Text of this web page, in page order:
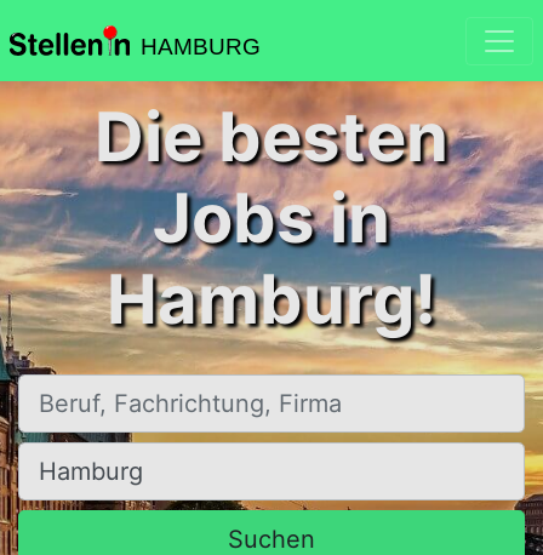
HAMBURG
Die besten
Jobs in
Hamburg!
Beruf, Fachrichtung, Firma
Ort, Stadt
Suchen